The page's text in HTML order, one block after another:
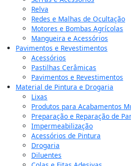
Relva
Redes e Malhas de Ocultação
Motores e Bombas Agrícolas
Mangueira e Acessórios
Pavimentos e Revestimentos
Acessórios
Pastilhas Cerâmicas
Pavimentos e Revestimentos
Material de Pintura e Drogaria
Lixas
Produtos para Acabamentos
Preparação e Reparação de
Impermeabilização
Acessórios de Pintura
Drogaria
Diluentes